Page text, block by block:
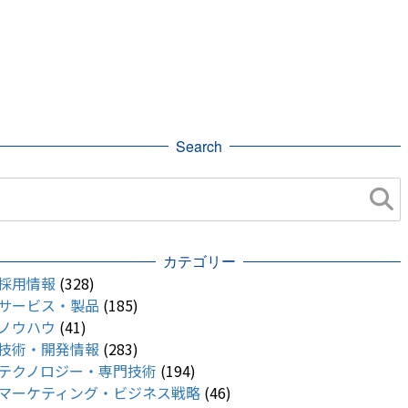
Search
カテゴリー
用情報 (328)
ービス・製品 (185)
ウハウ (41)
術・開発情報 (283)
クノロジー・専門技術 (194)
ーケティング・ビジネス戦略 (46)